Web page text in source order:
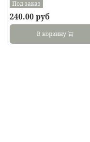
Под заказ
240.00 руб
В корзину